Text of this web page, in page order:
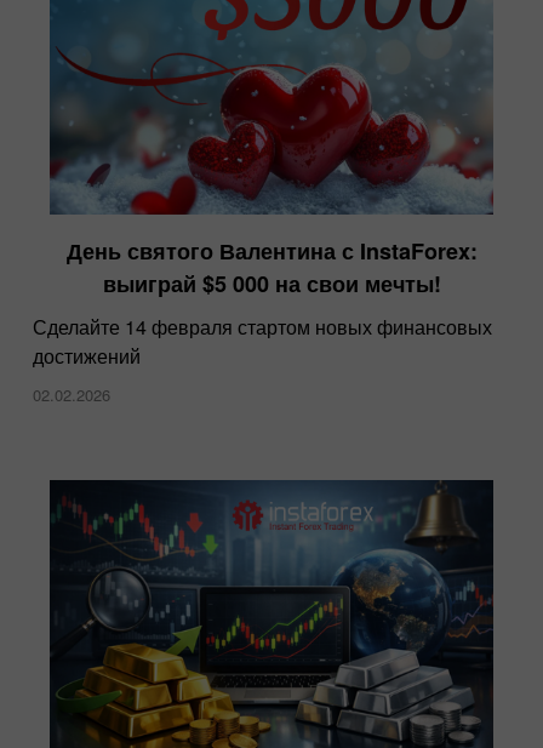
День святого Валентина с InstaForex:
выиграй $5 000 на свои мечты!
Сделайте 14 февраля стартом новых финансовых
достижений
02.02.2026